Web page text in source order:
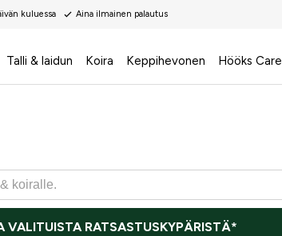
kuluessa Aina ilmainen palautus
Talli & laidun Koira Keppihevonen Hööks Care
VALITUISTA RATSASTUSKYPÄRISTÄ*